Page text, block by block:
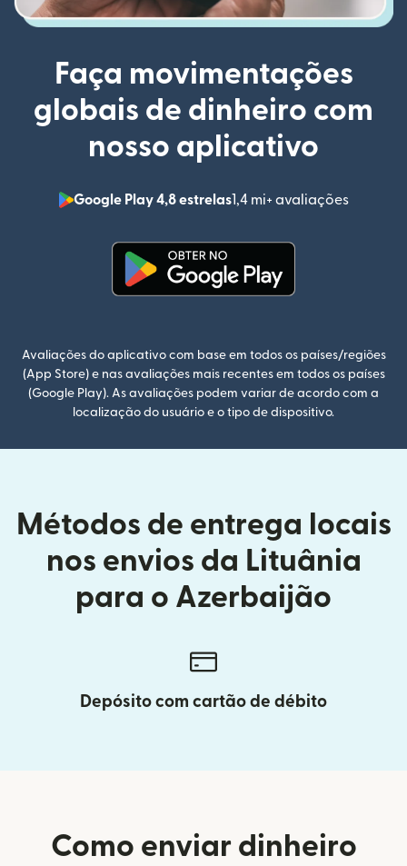
Faça movimentações
globais de dinheiro com
nosso aplicativo
Google Play 4,8 estrelas1,4 mi+ avaliações
(abre
Avaliações do aplicativo com base em todos os países/regiões
(App Store) e nas avaliações mais recentes em todos os países
(Google Play). As avaliações podem variar de acordo com a
localização do usuário e o tipo de dispositivo.
Métodos de entrega locais
nos envios da Lituânia
para o Azerbaijão
Depósito com cartão de débito
Como enviar dinheiro